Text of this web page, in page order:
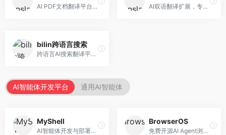
AI PDF文档翻译平台，专注于文档本地化。面向商务人士，提供PDF翻译、格式保留、批量处理等服务，文档翻译专业。 AI双语翻译扩展，专注于浏览器翻译场景。面向外语内容阅读者，提供网页双语翻译、划词翻译等服务，浏览器集成便捷。
bilin跨语言搜索
跨语言AI搜索翻译平台，专注于信息获取。面向研究者和内容创作者，提供跨语言搜索、内容翻译、信息整合等服务，跨语言检索能力强。
AI智能体开发平台 通用AI智能体
MyShell
AI智能体开发与部署平台，专注于语音交互智能体。面向开发者，提供语音智能体创建、部署服务、社区分享等功能，语音交互能力强。
BrowserOS
免费开源AI Agent浏览器，专注于浏览器自动化。面向开发者，提供浏览器控制、任务自动化、API接口等服务，开源免费。